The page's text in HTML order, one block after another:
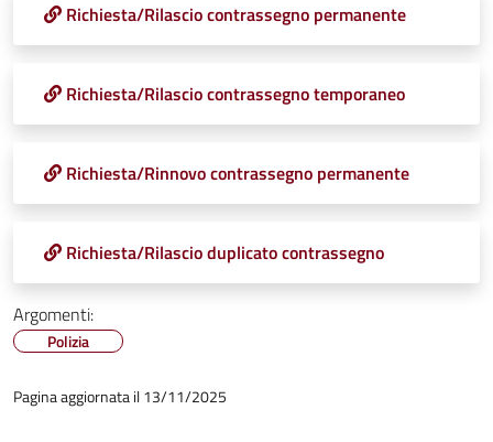
Richiesta/Rilascio contrassegno permanente
Richiesta/Rilascio contrassegno temporaneo
Richiesta/Rinnovo contrassegno permanente
Richiesta/Rilascio duplicato contrassegno
Argomenti:
Polizia
Pagina aggiornata il 13/11/2025